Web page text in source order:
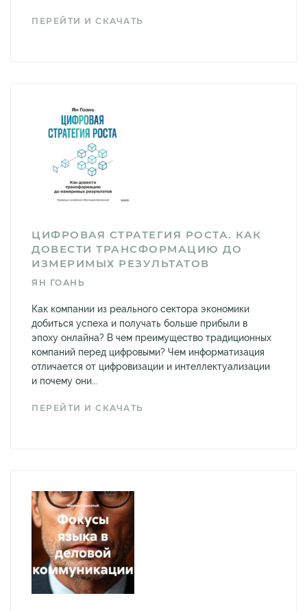
ПЕРЕЙТИ И СКАЧАТЬ
ЦИФРОВАЯ СТРАТЕГИЯ РОСТА. КАК
ДОВЕСТИ ТРАНСФОРМАЦИЮ ДО
ИЗМЕРИМЫХ РЕЗУЛЬТАТОВ
ЯН ГОАНЬ
Как компании из реального сектора экономики
добиться успеха и получать больше прибыли в
эпоху онлайна? В чем преимущество традиционных
компаний перед цифровыми? Чем информатизация
отличается от цифровизации и интеллектуализации
и почему они...
ПЕРЕЙТИ И СКАЧАТЬ